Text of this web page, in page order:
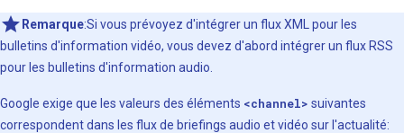
Remarque:Si vous prévoyez d'intégrer un flux XML pour les
bulletins d'information vidéo, vous devez d'abord intégrer un flux RSS
pour les bulletins d'information audio.
Google exige que les valeurs des éléments <channel> suivantes
correspondent dans les flux de briefings audio et vidéo sur l'actualité: